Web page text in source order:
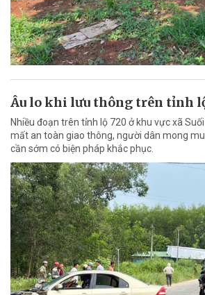
Âu lo khi lưu thông trên tỉnh
Nhiều đoạn trên tỉnh lộ 720 ở khu vực xã
mất an toàn giao thông, người dân mong
cần sớm có biện pháp khắc phục.